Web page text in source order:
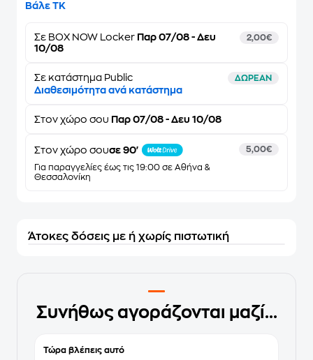
Βάλε ΤΚ
Σε BOX NOW Locker Παρ 07/08 - Δευ
10/08
2,00€
Σε κατάστημα Public ΔΩΡΕΑΝ
Διαθεσιμότητα ανά κατάστημα
Στον χώρο σου Παρ 07/08 - Δευ 10/08
Στον χώρο σουσε 90'
Για παραγγελίες έως τις 19:00 σε Αθήνα &
Θεσσαλονίκη
5,00€
Άτοκες δόσεις με ή χωρίς πιστωτική
Συνήθως αγοράζονται μαζί...
Τώρα βλέπεις αυτό